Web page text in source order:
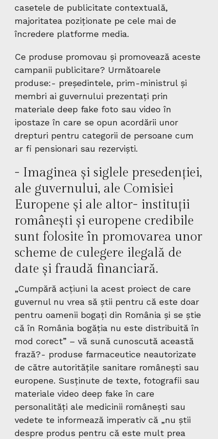
casetele de publicitate contextuală,
majoritatea poziționate pe cele mai de
încredere platforme media.
Ce produse promovau și promovează aceste
campanii publicitare? Următoarele
produse:- președintele, prim-ministrul și
membri ai guvernului prezentați prin
materiale deep fake foto sau video în
ipostaze în care se opun acordării unor
drepturi pentru categorii de persoane cum
ar fi pensionari sau rezerviști.
- Imaginea și siglele presedenției,
ale guvernului, ale Comisiei
Europene și ale altor- instituții
românești și europene credibile
sunt folosite în promovarea unor
scheme de culegere ilegală de
date și fraudă financiară.
„Cumpără acțiuni la acest proiect de care
guvernul nu vrea să știi pentru că este doar
pentru oamenii bogați din România și se știe
că în România bogăția nu este distribuită în
mod corect” – vă sună cunoscută această
frază?- produse farmaceutice neautorizate
de către autoritățile sanitare românești sau
europene. Susținute de texte, fotografii sau
materiale video deep fake în care
personalități ale medicinii românești sau
vedete te informează imperativ că „nu știi
despre produs pentru că este mult prea